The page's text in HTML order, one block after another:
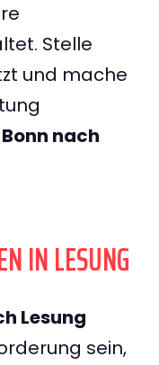
Stelle
und mache
nach
IN LESUNG
Lesung
sein,